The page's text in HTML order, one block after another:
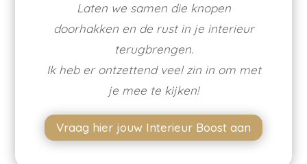
Laten we samen die knopen
doorhakken en de rust in je interieur
terugbrengen.
Ik heb er ontzettend veel zin in om met
je mee te kijken!
Vraag hier jouw Interieur Boost aan